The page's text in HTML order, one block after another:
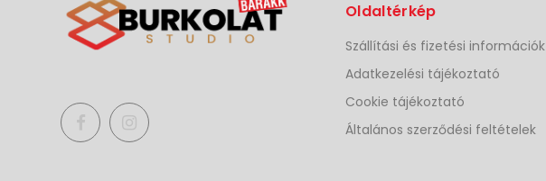
Treverkview Miele
- 20x120R
14 990.- Ft / m2
Oldaltérkép
Szállítási és fizetési információk
Adatkezelési tájékoztató
Cookie tájékoztató
Általános szerződési feltételek